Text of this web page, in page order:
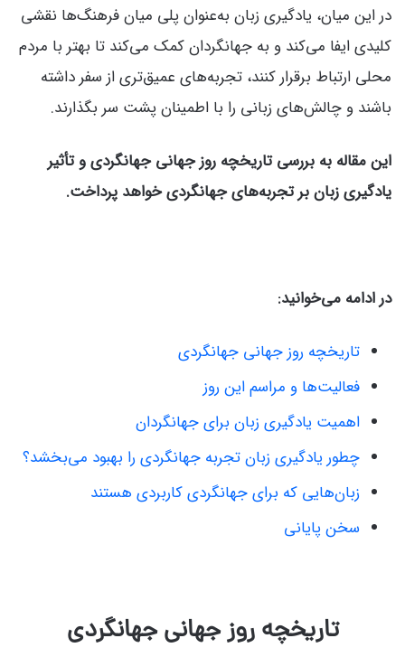
در این میان، یادگیری زبان به‌عنوان پلی میان فرهنگ‌ها نقشی
کلیدی ایفا می‌کند و به جهانگردان کمک می‌کند تا بهتر با مردم
محلی ارتباط برقرار کنند، تجربه‌های عمیق‌تری از سفر داشته
باشند و چالش‌های زبانی را با اطمینان پشت سر بگذارند.
این مقاله به بررسی تاریخچه روز جهانی جهانگردی و تأثیر
یادگیری زبان بر تجربه‌های جهانگردی خواهد پرداخت.
در ادامه می‌خوانید:
تاریخچه روز جهانی جهانگردی
فعالیت‌ها و مراسم این روز
اهمیت یادگیری زبان برای جهانگردان
چطور یادگیری زبان تجربه جهانگردی را بهبود می‌بخشد؟
زبان‌هایی که برای جهانگردی کاربردی هستند
سخن پایانی
تاریخچه روز جهانی جهانگردی